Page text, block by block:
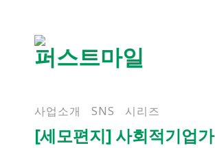
content
사업소개 SNS 시리즈
[세모편지] 사회적기업가